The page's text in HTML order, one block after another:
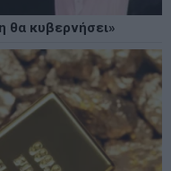
θα κυβερνήσει»